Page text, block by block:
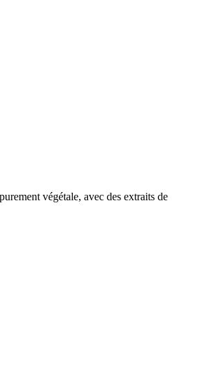
végétale, avec des extraits de